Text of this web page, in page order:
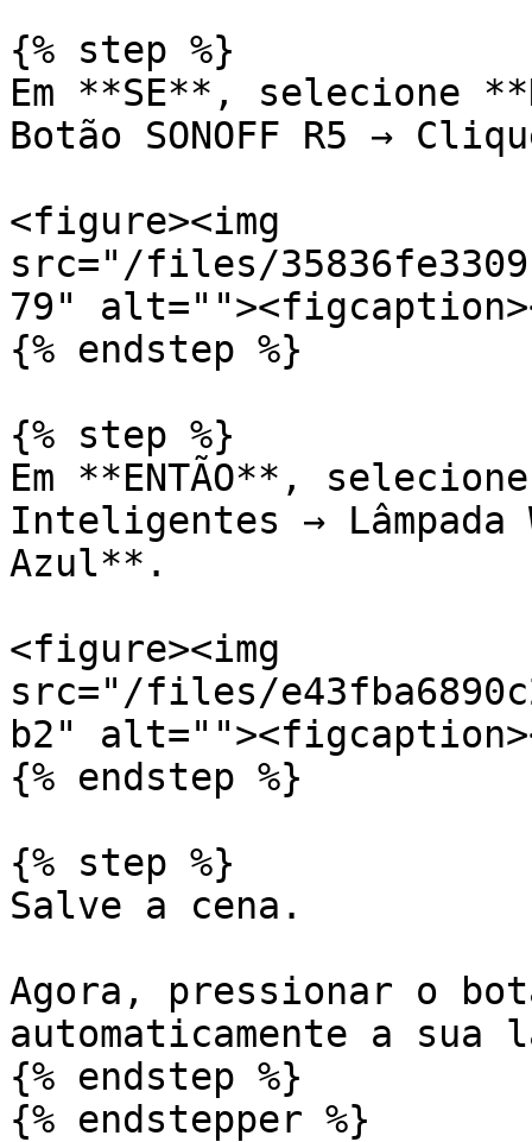
{% step %}
Em **SE**, selecione
Botão SONOFF R5 →
<figure><img
src="/files/
79"
{% endstep %}
{% step %}
Em **ENTÃO**,
Inteligentes →
Azul**.
<figure><img
src="/files/
b2"
{% endstep %}
{% step %}
Salve a cena.
Agora, pressionar o
automaticamente a sua
{% endstep %}
{% endstepper %}